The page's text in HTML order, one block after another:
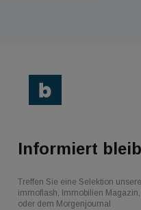
Informiert
Treffen Sie eine Selektion
immoflash, Immobilien
oder dem Morgenjournal